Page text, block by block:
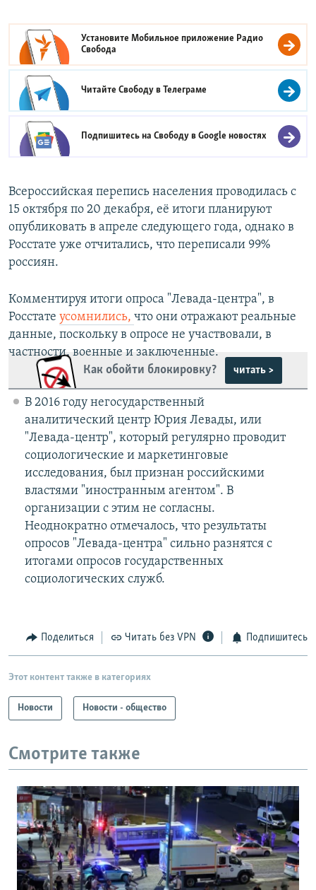
Установите Мобильное приложение Радио
Свобода
Читайте Свободу вТелеграме
Подпишитесь на Свободу вGoogle новостях
Всероссийская перепись населения проводилась с
15 октября по 20 декабря, её итоги планируют
опубликовать в апреле следующего года, однако в
Росстате уже отчитались, что переписали 99%
россиян.
Комментируя итоги опроса "Левада-центра", в
Росстате усомнились, что они отражают реальные
данные, поскольку в опросе не участвовали, в
частности, военные и заключенные.
Как обойти блокировку?
читать >
В 2016 году негосударственный
аналитический центр Юрия Левады, или
"Левада-центр", который регулярно проводит
социологические и маркетинговые
исследования, был признан российскими
властями "иностранным агентом". В
организации с этим не согласны.
Неоднократно отмечалось, что результаты
опросов "Левада-центра" сильно разнятся с
итогами опросов государственных
социологических служб.
Поделиться Читать без VPN Подпишитесь
Этот контент также в категориях
Новости Новости - общество
Смотрите также